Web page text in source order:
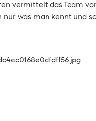
vermittelt das Team
nur was man kennt und